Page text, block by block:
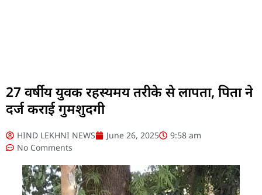
27 वर्षीय युवक रहस्यमय तरीके से लापता, पिता ने
दर्ज कराई गुमशुदगी
HIND LEKHNI NEWS June 26, 2025
9:58 am
No Comments